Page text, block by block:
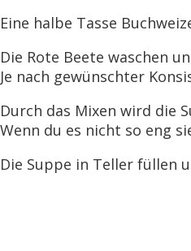
Eine halbe Tasse
Die Rote Beete waschen
Je nach gewünschter
Durch das Mixen wird die
Wenn du es nicht so eng
Die Suppe in Teller füllen